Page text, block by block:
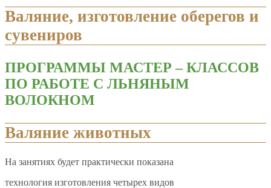
Валяние, изготовление оберегов и
сувениров
ПРОГРАММЫ МАСТЕР – КЛАССОВ
ПО РАБОТЕ С ЛЬНЯНЫМ
ВОЛОКНОМ
Валяние животных
На занятиях будет практически показана
технология изготовления четырех видов